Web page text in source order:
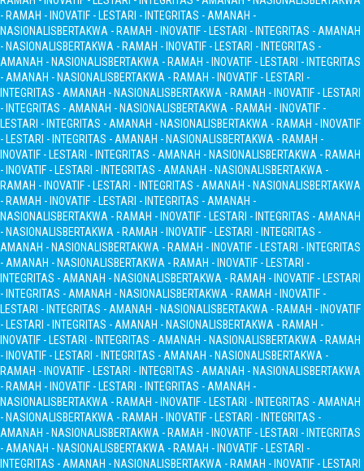
- RAMAH - INOVATIF - LESTARI - INTEGRITAS - AMANAH -
NASIONALISBERTAKWA - RAMAH - INOVATIF - LESTARI - INTEGRITAS - AMANAH
- NASIONALISBERTAKWA - RAMAH - INOVATIF - LESTARI - INTEGRITAS -
AMANAH - NASIONALISBERTAKWA - RAMAH - INOVATIF - LESTARI - INTEGRITAS
- AMANAH - NASIONALISBERTAKWA - RAMAH - INOVATIF - LESTARI -
INTEGRITAS - AMANAH - NASIONALISBERTAKWA - RAMAH - INOVATIF - LESTARI
- INTEGRITAS - AMANAH - NASIONALISBERTAKWA - RAMAH - INOVATIF -
LESTARI - INTEGRITAS - AMANAH - NASIONALISBERTAKWA - RAMAH - INOVATIF
- LESTARI - INTEGRITAS - AMANAH - NASIONALISBERTAKWA - RAMAH -
INOVATIF - LESTARI - INTEGRITAS - AMANAH - NASIONALISBERTAKWA - RAMAH
- INOVATIF - LESTARI - INTEGRITAS - AMANAH - NASIONALISBERTAKWA -
RAMAH - INOVATIF - LESTARI - INTEGRITAS - AMANAH - NASIONALISBERTAKWA
- RAMAH - INOVATIF - LESTARI - INTEGRITAS - AMANAH -
NASIONALISBERTAKWA - RAMAH - INOVATIF - LESTARI - INTEGRITAS - AMANAH
- NASIONALISBERTAKWA - RAMAH - INOVATIF - LESTARI - INTEGRITAS -
AMANAH - NASIONALISBERTAKWA - RAMAH - INOVATIF - LESTARI - INTEGRITAS
- AMANAH - NASIONALISBERTAKWA - RAMAH - INOVATIF - LESTARI -
INTEGRITAS - AMANAH - NASIONALISBERTAKWA - RAMAH - INOVATIF - LESTARI
- INTEGRITAS - AMANAH - NASIONALISBERTAKWA - RAMAH - INOVATIF -
LESTARI - INTEGRITAS - AMANAH - NASIONALISBERTAKWA - RAMAH - INOVATIF
- LESTARI - INTEGRITAS - AMANAH - NASIONALISBERTAKWA - RAMAH -
INOVATIF - LESTARI - INTEGRITAS - AMANAH - NASIONALISBERTAKWA - RAMAH
- INOVATIF - LESTARI - INTEGRITAS - AMANAH - NASIONALISBERTAKWA -
RAMAH - INOVATIF - LESTARI - INTEGRITAS - AMANAH - NASIONALISBERTAKWA
- RAMAH - INOVATIF - LESTARI - INTEGRITAS - AMANAH -
NASIONALISBERTAKWA - RAMAH - INOVATIF - LESTARI - INTEGRITAS - AMANAH
- NASIONALISBERTAKWA - RAMAH - INOVATIF - LESTARI - INTEGRITAS -
AMANAH - NASIONALISBERTAKWA - RAMAH - INOVATIF - LESTARI - INTEGRITAS
- AMANAH - NASIONALISBERTAKWA - RAMAH - INOVATIF - LESTARI -
INTEGRITAS - AMANAH - NASIONALISBERTAKWA - RAMAH - INOVATIF - LESTARI